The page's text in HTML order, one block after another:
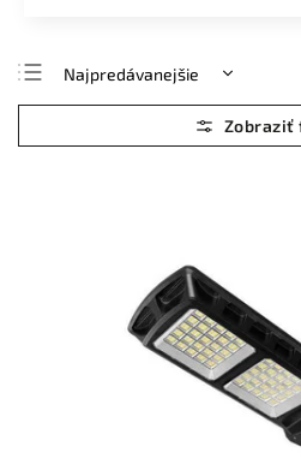
Najpredávanejšie
Najlacnejšie
Najdrahšie